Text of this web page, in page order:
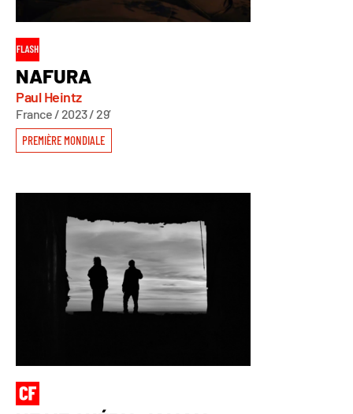
NAFURA
Paul Heintz
France / 2023 / 29’
PREMIÈRE MONDIALE